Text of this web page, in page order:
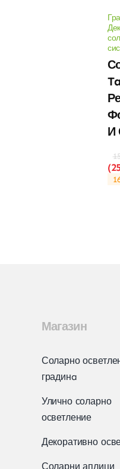
И
(
Магазин
Соларно
градинa
Улично соларно
осветление
Декоративно
Соларни аплици